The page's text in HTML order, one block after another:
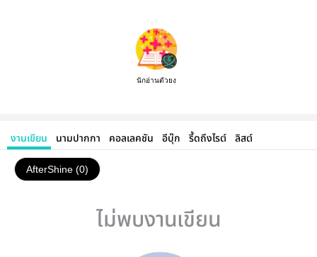
นักอ่านตัวยง
งานเขียน นามปากกา คอลเลคชัน อีบุ๊ก รี้ดถึงไรต์ ลิสต์
AfterShine (0)
ไม่พบงานเขียน